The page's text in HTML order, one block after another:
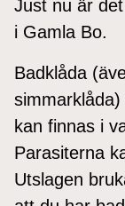
Just nu är
i Gamla Bo.
Badklåda
kan finnas i
Parasiterna
Utslagen